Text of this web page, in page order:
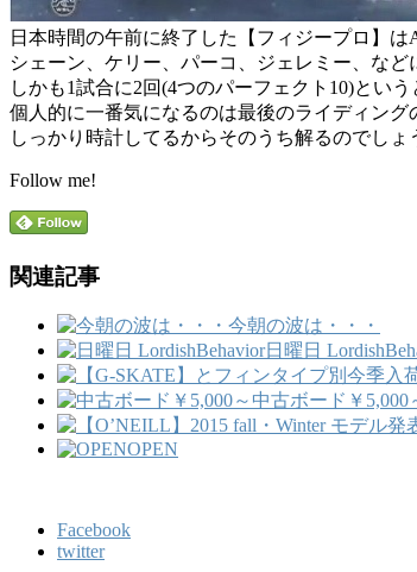
日本時間の午前に終了した【フィジープロ】は
シェーン、ケリー、パーコ、ジェレミー、など
しかも1試合に2回(4つのパーフェクト10)という
個人的に一番気になるのは最後のライディング
しっかり時計してるからそのうち解るのでしょ
Follow me!
関連記事
今朝の波は・・・
日曜日
中古ボード￥5,000
OPEN
Facebook
twitter